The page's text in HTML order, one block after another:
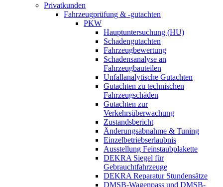
Privatkunden
Fahrzeugprüfung & -gutachten
PKW
Hauptuntersuchung (HU)
Schadengutachten
Fahrzeugbewertung
Schadensanalyse an
Fahrzeugbauteilen
Unfallanalytische Gutachten
Gutachten zu technischen
Fahrzeugschäden
Gutachten zur
Verkehrsüberwachung
Zustandsbericht
Änderungsabnahme & Tuning
Einzelbetriebserlaubnis
Ausstellung Feinstaubplakette
DEKRA Siegel für
Gebrauchtfahrzeuge
DEKRA Reparatur Stundensätze
DMSB-Wagenpass und DMSB-